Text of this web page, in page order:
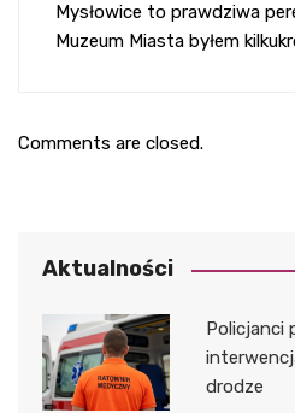
Mysłowice to prawdziwa
Muzeum Miasta byłem
Comments are closed.
Aktualności
Policjanci
drodze